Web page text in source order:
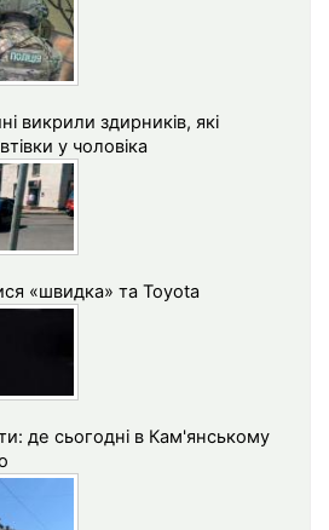
викрили здирників, які
у чоловіка
«швидка» та Toyota
де сьогодні в Кам'янському